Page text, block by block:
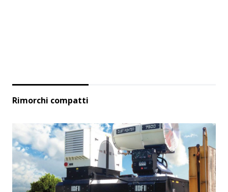
Rimorchi compatti